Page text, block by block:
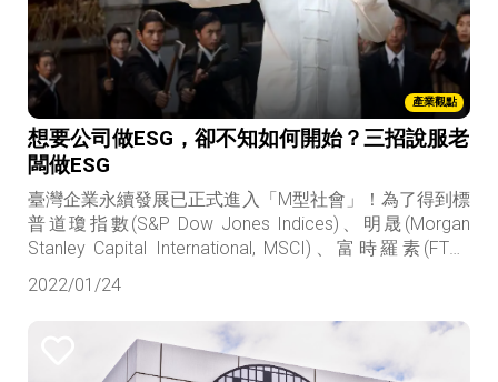
產業觀點
想要公司做ESG，卻不知如何開始？三招說服老
闆做ESG
臺灣企業永續發展已正式進入「M型社會」！為了得到標
普道瓊指數(S&P Dow Jones Indices)、明晟(Morgan
Stanley Capital International, MSCI)、富時羅素(FTSE
上各種ESG金融商品成為成分股，這些都是閃亮的「M型
右端資優生」。如果你是那種想要彎道超車贏過ESG前段
班企業的老闆或永續單位負責人，接下來這個系列文章
將給你專治腳麻的處方，我會用一些企業的實際案例，
2022/01/24